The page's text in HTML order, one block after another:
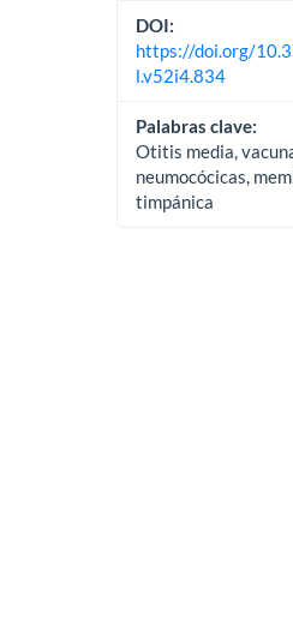
DOI:
https://doi.org/
l.v52i4.834
Palabras clave:
Otitis media,
neumocócicas,
timpánica